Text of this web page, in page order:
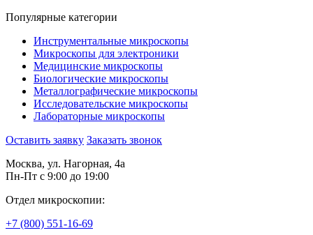
Популярные категории
Инструментальные микроскопы
Микроскопы для электроники
Медицинские микроскопы
Биологические микроскопы
Металлографические микроскопы
Исследовательские микроскопы
Лабораторные микроскопы
Оставить заявку Заказать звонок
Москва, ул. Нагорная, 4а
Пн-Пт с 9:00 до 19:00
Отдел микроскопии:
+7 (800) 551-16-69